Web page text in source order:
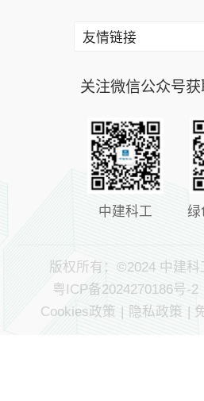
关注微信公众号
中建科工 绿
版权所有：©2024 中建科
粤ICP备2024270186号-2
Cookies政策
隐私政策